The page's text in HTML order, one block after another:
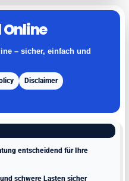
– sicher, einfach und
Disclaimer
entscheidend für Ihre
schwere Lasten sicher